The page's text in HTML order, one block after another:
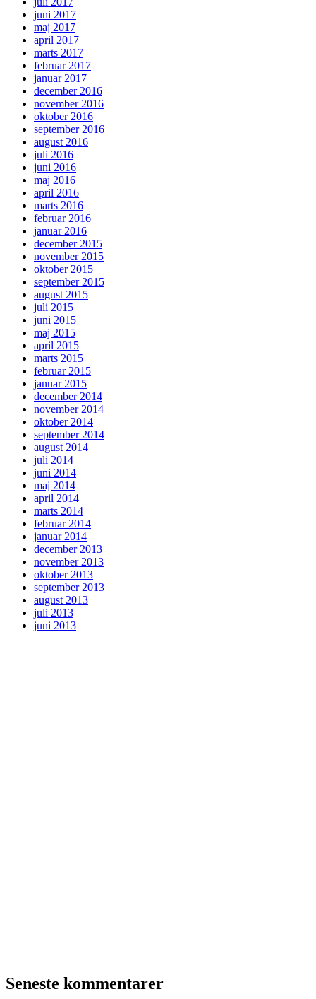
juni 2017
maj 2017
april 2017
marts 2017
februar 2017
januar 2017
december 2016
november 2016
oktober 2016
september 2016
august 2016
juli 2016
juni 2016
maj 2016
april 2016
marts 2016
februar 2016
januar 2016
december 2015
november 2015
oktober 2015
september 2015
august 2015
juli 2015
juni 2015
maj 2015
april 2015
marts 2015
februar 2015
januar 2015
december 2014
november 2014
oktober 2014
september 2014
august 2014
juli 2014
juni 2014
maj 2014
april 2014
marts 2014
februar 2014
januar 2014
december 2013
november 2013
oktober 2013
september 2013
august 2013
juli 2013
juni 2013
Seneste kommentarer